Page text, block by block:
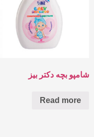
شامپو بچه دکتر بیز
Read more